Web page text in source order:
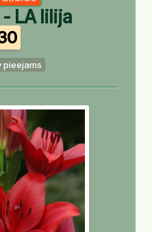
- LA lilija
pieejams